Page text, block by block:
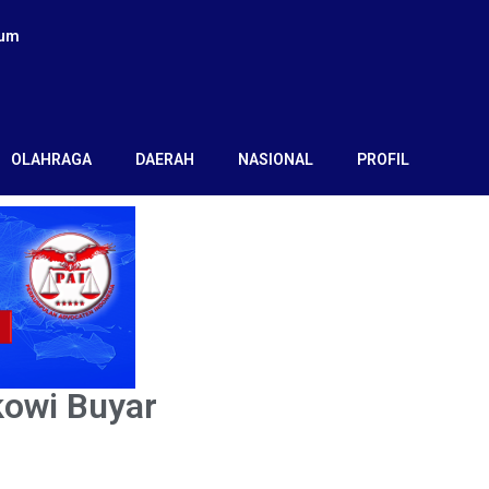
OLAHRAGA DAERAH NASIONAL PROFIL
Buyar